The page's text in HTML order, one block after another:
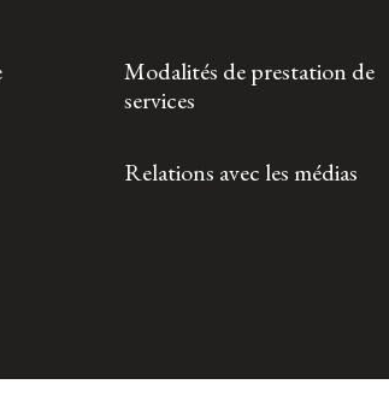
Modalités de prestation de
services
Relations avec les médias